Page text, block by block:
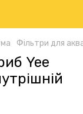
Фільтри для
Yee